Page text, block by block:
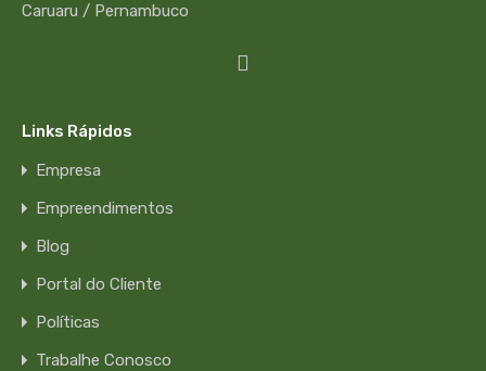
Links Rápidos
Empresa
Empreendimentos
Blog
Portal do Cliente
Políticas
Trabalhe Conosco